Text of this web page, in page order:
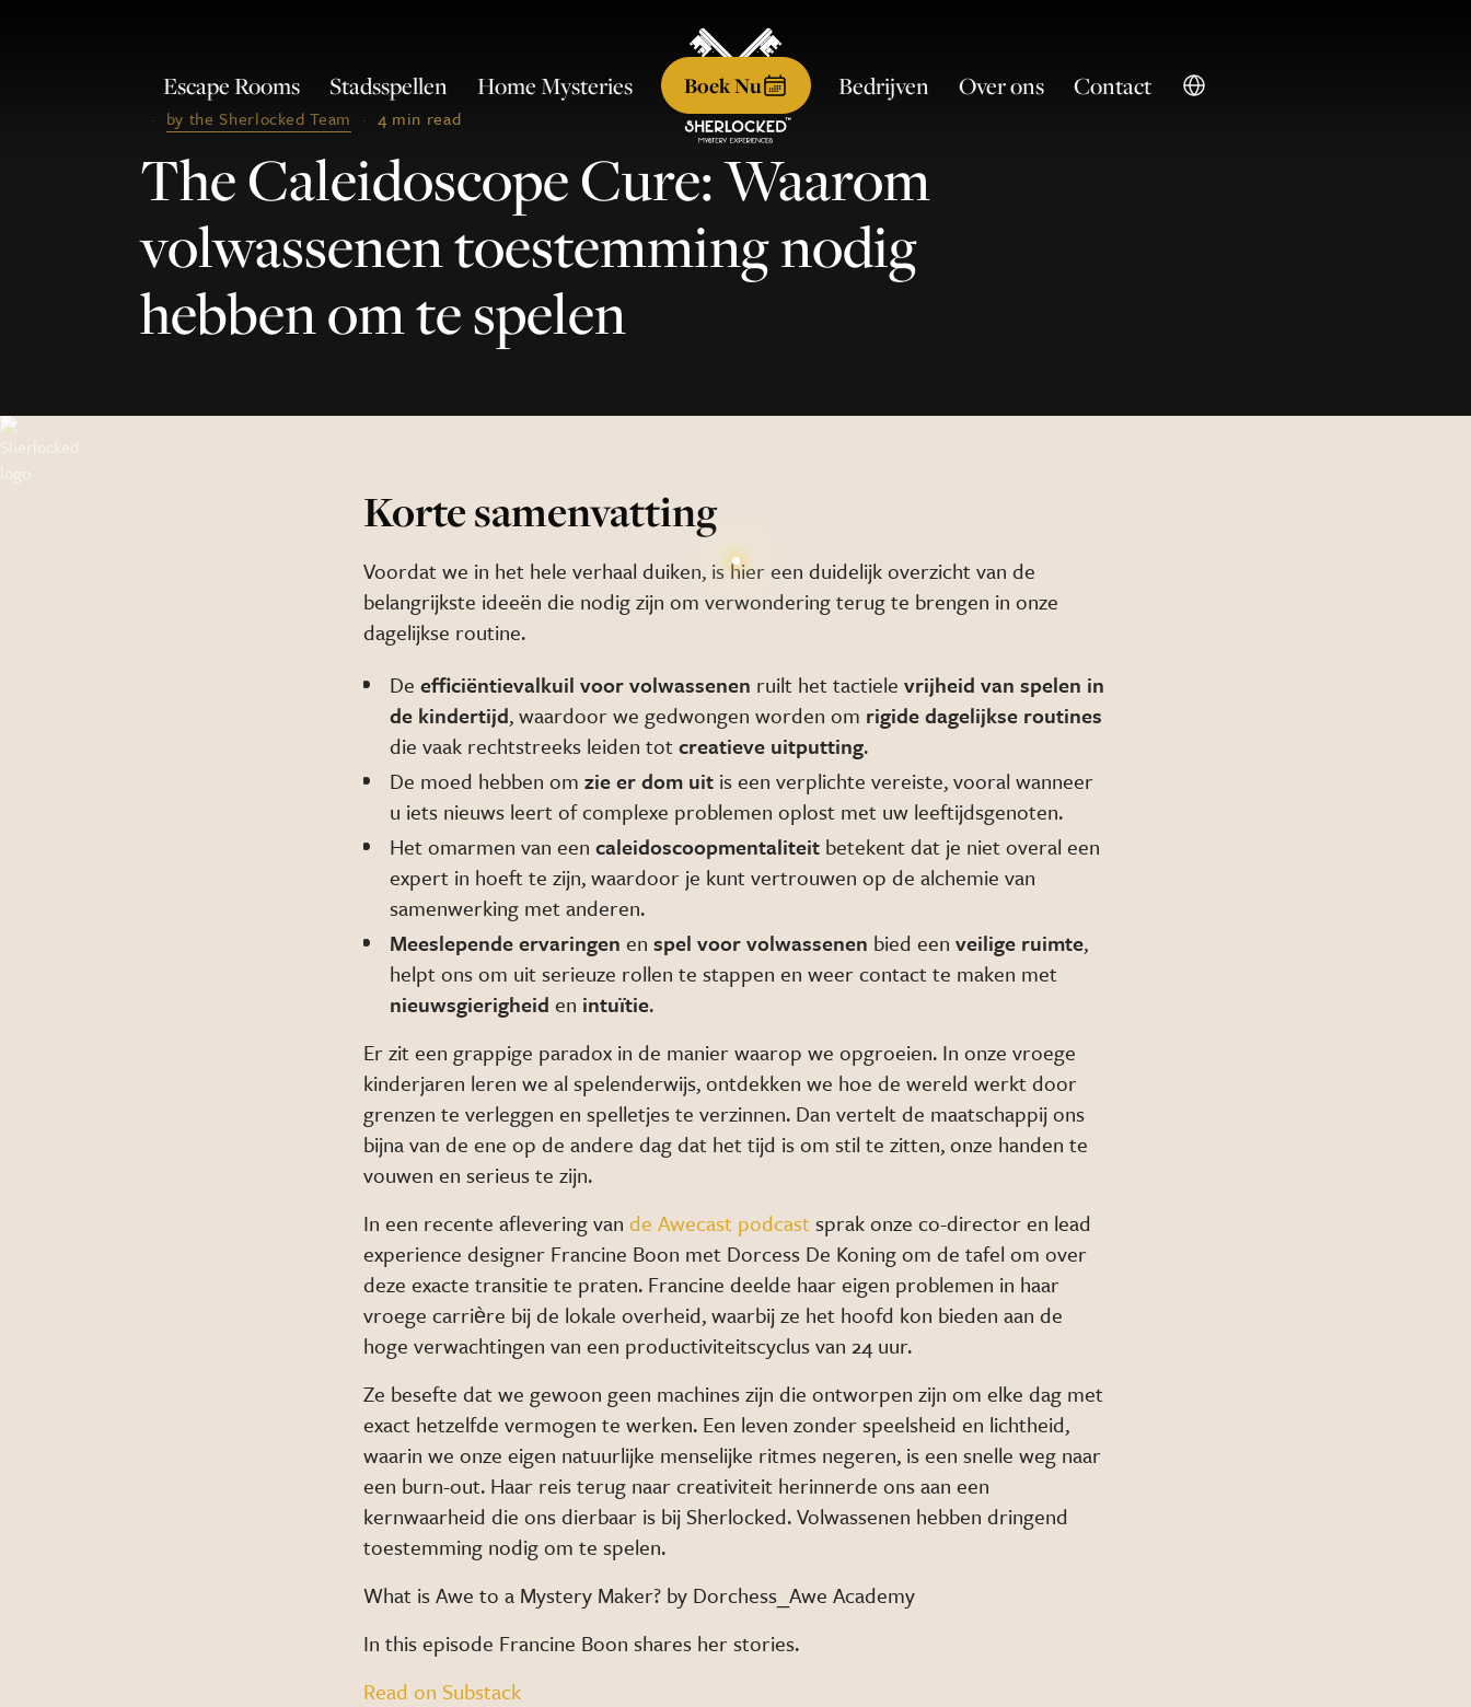
Escape Rooms Stadsspellen Home Mysteries Bedrijven Over ons Contact
Boek Nu
· by the Sherlocked Team · 4 min read
The Caleidoscope Cure: Waarom
volwassenen toestemming nodig
hebben om te spelen
Korte samenvatting
Voordat we in het hele verhaal duiken, is hier een duidelijk overzicht van de
belangrijkste ideeën die nodig zijn om verwondering terug te brengen in onze
dagelijkse routine.
De efficiëntievalkuil voor volwassenen ruilt het tactiele vrijheid van spelen in
de kindertijd, waardoor we gedwongen worden om rigide dagelijkse routines
die vaak rechtstreeks leiden tot creatieve uitputting.
De moed hebben om zie er dom uit is een verplichte vereiste, vooral wanneer
u iets nieuws leert of complexe problemen oplost met uw leeftijdsgenoten.
Het omarmen van een caleidoscoopmentaliteit betekent dat je niet overal een
expert in hoeft te zijn, waardoor je kunt vertrouwen op de alchemie van
samenwerking met anderen.
Meeslepende ervaringen en spel voor volwassenen bied een veilige ruimte,
helpt ons om uit serieuze rollen te stappen en weer contact te maken met
nieuwsgierigheid en intuïtie.
Er zit een grappige paradox in de manier waarop we opgroeien. In onze vroege
kinderjaren leren we al spelenderwijs, ontdekken we hoe de wereld werkt door
grenzen te verleggen en spelletjes te verzinnen. Dan vertelt de maatschappij ons
bijna van de ene op de andere dag dat het tijd is om stil te zitten, onze handen te
vouwen en serieus te zijn.
In een recente aflevering van de Awecast podcast sprak onze co-director en lead
experience designer Francine Boon met Dorcess De Koning om de tafel om over
deze exacte transitie te praten. Francine deelde haar eigen problemen in haar
vroege carrière bij de lokale overheid, waarbij ze het hoofd kon bieden aan de
hoge verwachtingen van een productiviteitscyclus van 24 uur.
Ze besefte dat we gewoon geen machines zijn die ontworpen zijn om elke dag met
exact hetzelfde vermogen te werken. Een leven zonder speelsheid en lichtheid,
waarin we onze eigen natuurlijke menselijke ritmes negeren, is een snelle weg naar
een burn-out. Haar reis terug naar creativiteit herinnerde ons aan een
kernwaarheid die ons dierbaar is bij Sherlocked. Volwassenen hebben dringend
toestemming nodig om te spelen.
What is Awe to a Mystery Maker? by Dorchess_Awe Academy
In this episode Francine Boon shares her stories.
Read on Substack